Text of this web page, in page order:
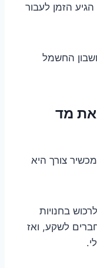
הזמן לעבור
חשבון החשמל
את מד
צורך היא
בחנויות
לשקע, ואז